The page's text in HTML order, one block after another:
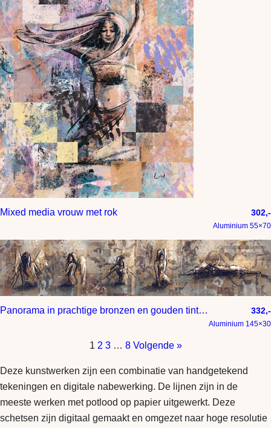
Mixed media vrouw met rok 302,-
Aluminium 55×70
Panorama in prachtige bronzen en gouden tinten 332,-
Aluminium 145×30
1 2 3 … 8 Volgende »
Deze kunstwerken zijn een combinatie van handgetekend
tekeningen en digitale nabewerking. De lijnen zijn in de
meeste werken met potlood op papier uitgewerkt. Deze
schetsen zijn digitaal gemaakt en omgezet naar hoge resolutie